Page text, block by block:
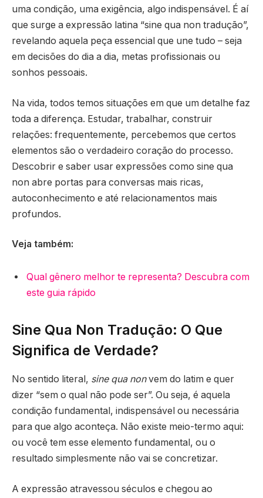
uma condição, uma exigência, algo indispensável. É aí
que surge a expressão latina “sine qua non tradução”,
revelando aquela peça essencial que une tudo – seja
em decisões do dia a dia, metas profissionais ou
sonhos pessoais.
Na vida, todos temos situações em que um detalhe faz
toda a diferença. Estudar, trabalhar, construir
relações: frequentemente, percebemos que certos
elementos são o verdadeiro coração do processo.
Descobrir e saber usar expressões como sine qua
non abre portas para conversas mais ricas,
autoconhecimento e até relacionamentos mais
profundos.
Veja também:
Qual gênero melhor te representa? Descubra com
este guia rápido
Sine Qua Non Tradução: O Que
Significa de Verdade?
No sentido literal, sine qua nonvem do latim e quer
dizer “sem o qual não pode ser”. Ou seja, é aquela
condição fundamental, indispensável ou necessária
para que algo aconteça. Não existe meio-termo aqui:
ou você tem esse elemento fundamental, ou o
resultado simplesmente não vai se concretizar.
A expressão atravessou séculos e chegou ao